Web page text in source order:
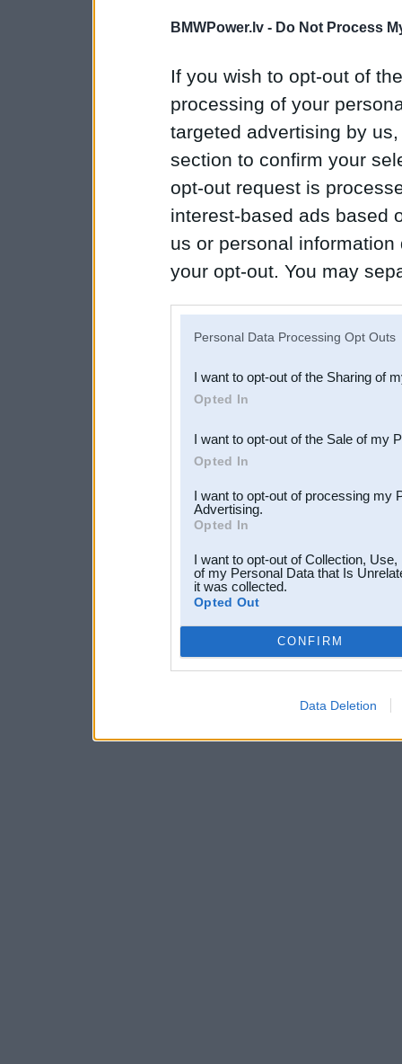
BMWPower.lv - Do Not Process
If you wish to opt-out of
processing of your
targeted advertising by
section to confirm your
opt-out request is
interest-based ads based
us or personal
your opt-out. You may
Downstream Participants
third parties.
Personal Data Processing Opt Outs
I want to opt-out of the Sharing of
Opted In
I want to opt-out of the Sale of my
Opted In
I want to opt-out of processing my
Advertising.
Opted In
I want to opt-out of Collection,
of my Personal Data that Is
it was collected.
Opted Out
CONFIRM
Data Deletion